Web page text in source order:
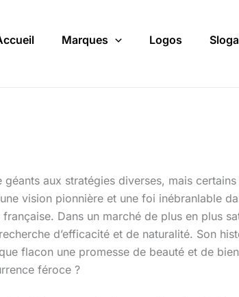
Marques Logos
géants aux stratégies diverses, mais
vision pionnière et une foi inébranlable
Dans un marché de plus en plus
d’efficacité et de naturalité. Son
flacon une promesse de beauté et de
féroce ?